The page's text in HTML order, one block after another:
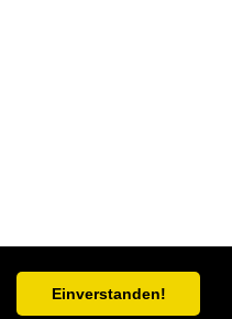
Einverstanden!